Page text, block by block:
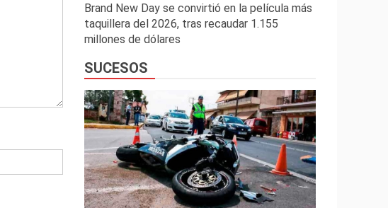
Brand New Day se convirtió en la película más
taquillera del 2026, tras recaudar 1.155
millones de dólares
SUCESOS